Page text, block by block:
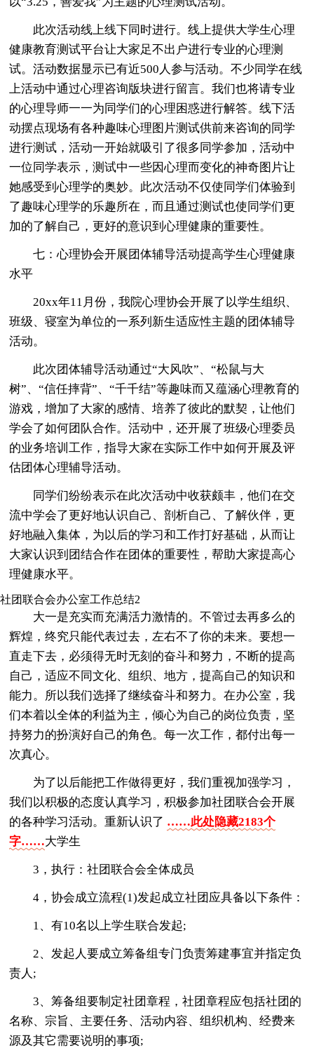
此次活动线上线下同时进行。线上提供大学生心理
健康教育测试平台让大家足不出户进行专业的心理测
试。活动数据显示已有近500人参与活动。不少同学在线
上活动中通过心理咨询版块进行留言。我们也将请专业
的心理导师一一为同学们的心理困惑进行解答。线下活
动摆点现场有各种趣味心理图片测试供前来咨询的同学
进行测试，活动一开始就吸引了很多同学参加，活动中
一位同学表示，测试中一些因心理而变化的神奇图片让
她感受到心理学的奥妙。此次活动不仅使同学们体验到
了趣味心理学的乐趣所在，而且通过测试也使同学们更
加的了解自己，更好的意识到心理健康的重要性。
七：心理协会开展团体辅导活动提高学生心理健康
水平
20xx年11月份，我院心理协会开展了以学生组织、
班级、寝室为单位的一系列新生适应性主题的团体辅导
活动。
此次团体辅导活动通过“大风吹”、“松鼠与大
树”、“信任摔背”、“千千结”等趣味而又蕴涵心理教育的
游戏，增加了大家的感情、培养了彼此的默契，让他们
学会了如何团队合作。活动中，还开展了班级心理委员
的业务培训工作，指导大家在实际工作中如何开展及评
估团体心理辅导活动。
同学们纷纷表示在此次活动中收获颇丰，他们在交
流中学会了更好地认识自己、剖析自己、了解伙伴，更
好地融入集体，为以后的学习和工作打好基础，从而让
大家认识到团结合作在团体的重要性，帮助大家提高心
理健康水平。
社团联合会办公室工作总结2
大一是充实而充满活力激情的。不管过去再多么的
辉煌，终究只能代表过去，左右不了你的未来。要想一
直走下去，必须得无时无刻的奋斗和努力，不断的提高
自己，适应不同文化、组织、地方，提高自己的知识和
能力。所以我们选择了继续奋斗和努力。在办公室，我
们本着以全体的利益为主，倾心为自己的岗位负责，坚
持努力的扮演好自己的角色。每一次工作，都付出每一
次真心。
为了以后能把工作做得更好，我们重视加强学习，
我们以积极的态度认真学习，积极参加社团联合会开展
的各种学习活动。重新认识了 ……此处隐藏2183个
字……大学生
3，执行：社团联合会全体成员
4，协会成立流程(1)发起成立社团应具备以下条件：
1、有10名以上学生联合发起;
2、发起人要成立筹备组专门负责筹建事宜并指定负
责人;
3、筹备组要制定社团章程，社团章程应包括社团的
名称、宗旨、主要任务、活动内容、组织机构、经费来
源及其它需要说明的事项;